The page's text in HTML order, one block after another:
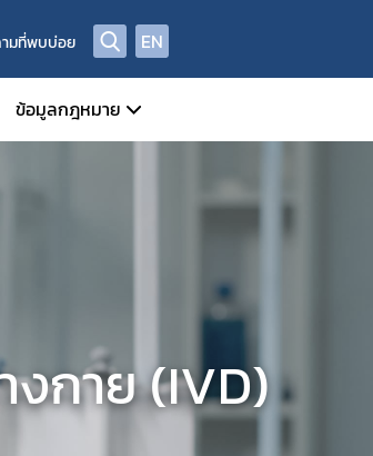
มที่พบบ่อย EN
แลหลังออกสู่ตลาด
านเครื่องมือแพทย์
กถอน
ของเครื่องมือแพทย์
หรือขาย
ข้อมูลกฎหมาย
ข่าวสารเกี่ยวกับกฎหมาย
ประกาศกระทรวงสาธารณสุข
ประกาศสำนักงานคณะกรรมการอาหารและยา
ประกาศคณะกรรมการเครื่องมือแพทย์
กาย (IVD)